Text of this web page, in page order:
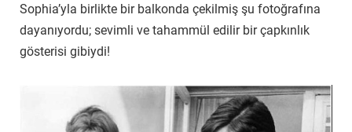
Sophia’yla birlikte bir balkonda çekilmiş şu fotoğrafına
dayanıyordu; sevimli ve tahammül edilir bir çapkınlık
gösterisi gibiydi!